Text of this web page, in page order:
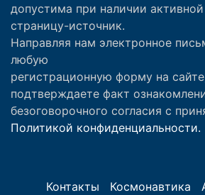
допустима при наличии
страницу-источник.
Направляя нам электронное
любую
регистрационную форму на
подтверждаете факт
безоговорочного согласия с
Политикой конфиденциальности.
Контакты Космонавтика